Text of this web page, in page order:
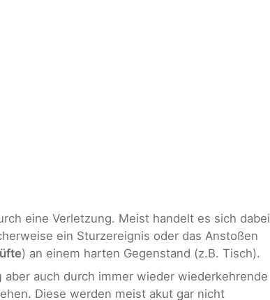
eine Verletzung. Meist handelt es sich dabei
ein Sturzereignis oder das Anstoßen
) an einem harten Gegenstand (z.B. Tisch).
aber auch durch immer wieder wiederkehrende
Diese werden meist akut gar nicht